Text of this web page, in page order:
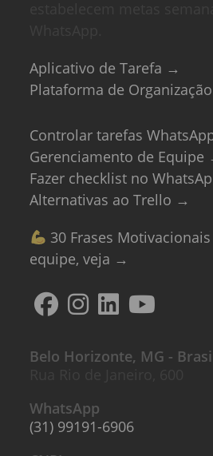
Aplicativo de Tarefa →
Plataforma de
Controlar tarefas
Gerenciamento de Equipe
Fazer checklist no
Alternativas ao Trello →
30 Frases
equipe, veja →
Belo Horizonte, MG -
WhatsApp
(31) 99191-6906